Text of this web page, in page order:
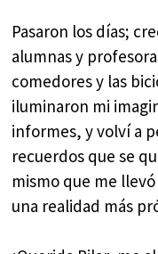
Pasaron los días;
alumnas y
comedores y las
iluminaron mi
informes, y volví a
recuerdos que se
mismo que me
una realidad más